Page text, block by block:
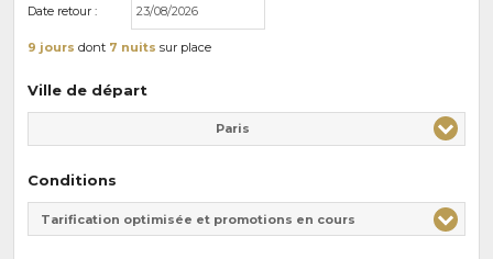
Date retour :
9 jours dont 7 nuits sur place
Ville de départ
Paris
Conditions
Tarification optimisée et promotions en cours